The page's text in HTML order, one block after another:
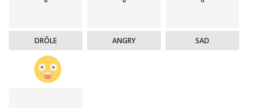
DRÔLE ANGRY SAD